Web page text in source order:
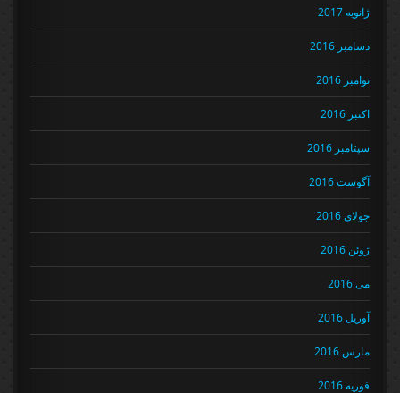
ژانویه 2017
دسامبر 2016
نوامبر 2016
اکتبر 2016
سپتامبر 2016
آگوست 2016
جولای 2016
ژوئن 2016
می 2016
آوریل 2016
مارس 2016
فوریه 2016